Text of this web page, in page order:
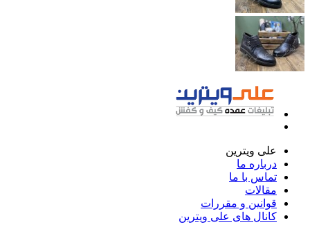
علی ویترین
درباره ما
تماس با ما
مقالات
قوانین و مقررات
کانال های علی ویترین